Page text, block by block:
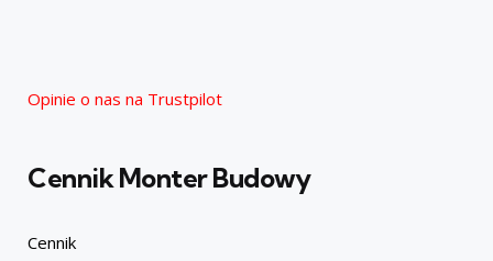
Opinie o nas na Trustpilot
Cennik Monter Budowy
Cennik